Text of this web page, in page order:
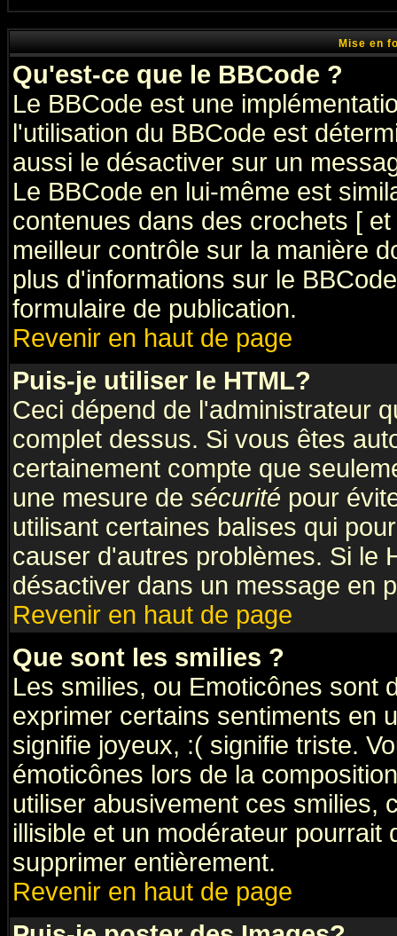
Mise en
Qu'est-ce que le BBCode ?
Le BBCode est une
l'utilisation du BBCode est
aussi le désactiver sur un
Le BBCode en lui-même est
contenues dans des crochets [
meilleur contrôle sur la manière
plus d'informations sur le
formulaire de publication.
Revenir en haut de page
Puis-je utiliser le HTML?
Ceci dépend de l'administrateur
complet dessus. Si vous êtes
certainement compte que
une mesure de sécurité pour
utilisant certaines balises qui
causer d'autres problèmes. Si le
désactiver dans un message en
Revenir en haut de page
Que sont les smilies ?
Les smilies, ou Emoticônes sont
exprimer certains sentiments en
signifie joyeux, :( signifie triste.
émoticônes lors de la
utiliser abusivement ces smilies,
illisible et un modérateur pourrait
supprimer entièrement.
Revenir en haut de page